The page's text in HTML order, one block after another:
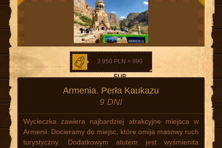
3 950 PLN + 990
EUR
Armenia. Perła Kaukazu
9 DNI
Wycieczka zawiera najbardziej atrakcyjne miejsca w
Armenii. Docieramy do miejsc, które omija masowy ruch
turystyczny. Dodatkowym atutem jest wyśmienita